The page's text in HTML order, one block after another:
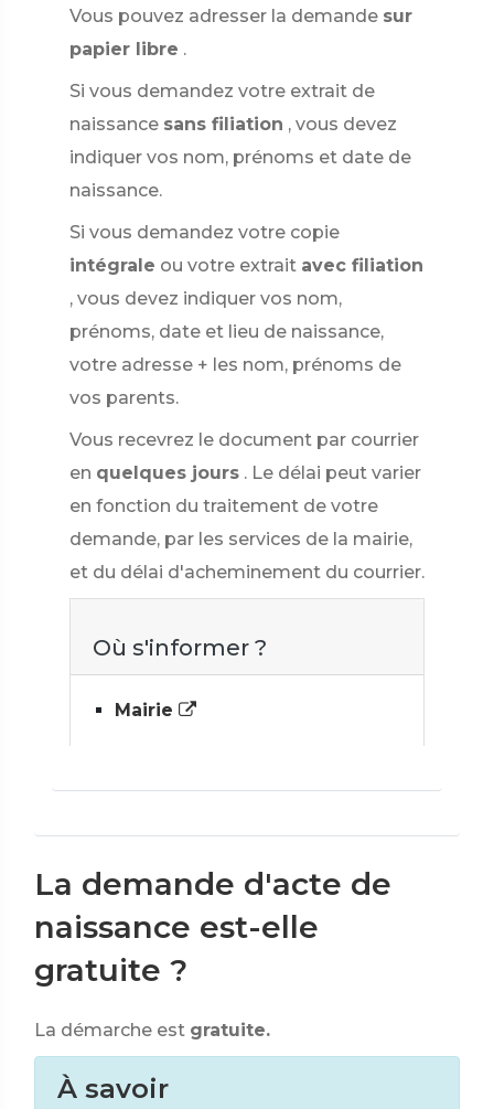
Vous pouvez adresser la demande sur
papier libre .
Si vous demandez votre extrait de
naissance sans filiation , vous devez
indiquer vos nom, prénoms et date de
naissance.
Si vous demandez votre copie
intégrale ou votre extrait avec filiation
, vous devez indiquer vos nom,
prénoms, date et lieu de naissance,
votre adresse + les nom, prénoms de
vos parents.
Vous recevrez le document par courrier
en quelques jours . Le délai peut varier
en fonction du traitement de votre
demande, par les services de la mairie,
et du délai d'acheminement du courrier.
Où s'informer ?
Mairie
La demande d'acte de
naissance est-elle
gratuite ?
La démarche est gratuite.
À savoir